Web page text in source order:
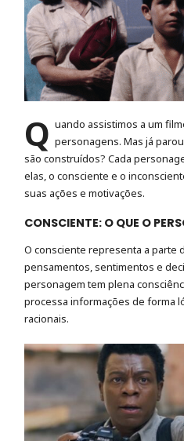
Q uando assistimos a um
personagens. Mas já
são construídos? Cada
elas, o consciente e o
suas ações e motivações.
CONSCIENTE: O QUE O
O consciente representa a parte
pensamentos, sentimentos e
personagem tem plena
processa informações de forma
racionais.